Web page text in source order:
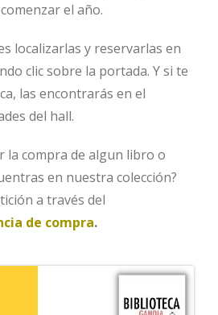
el año.
localizarlas y reservarlas en
clic sobre la portada. Y si te
las encontrarás en el
del hall.
la compra de algun libro o
en nuestra colección?
a través del
de compra.